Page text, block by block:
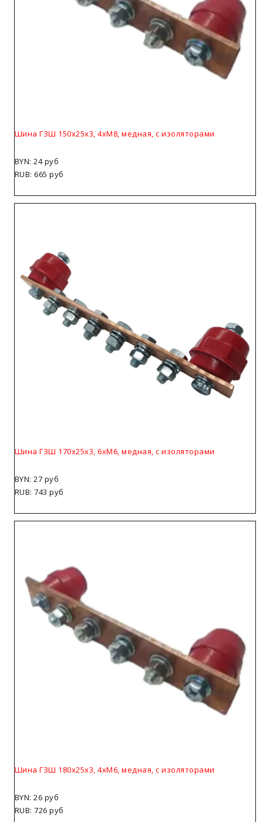
Шина ГЗШ 150х25х3, 4хМ8, медная, с изоляторами
BYN: 24 руб
RUB: 665 руб
Шина ГЗШ 170х25х3, 6хМ6, медная, с изоляторами
BYN: 27 руб
RUB: 743 руб
Шина ГЗШ 180х25х3, 4хМ6, медная, с изоляторами
BYN: 26 руб
RUB: 726 руб